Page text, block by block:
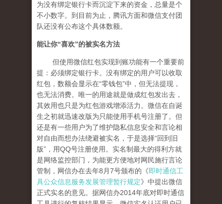
为没有绑定银行卡而沉淀下来的资金，总量是个
不小数字。到目前为止，腾讯方面和微信支付团
队还没有公布这个具体数额。
能让你“喜欢”的被实名方法
但使用微信红包实现到账功能有一个重要前
提：必须绑定银行卡。没有绑定的用户可以收取
红包，数额会显示在“零钱包”中，但无法提现，
也无法消费。唯一的用途就是做成红包发出去，
其效用也只是为红包游戏增添活力。微信在自诞
生之初就迅速改版为只能使用手机号注册了。但
还是有一些用户为了维护隐私信息安全和言论相
对自由而想办法绕避被实名，于是选择“回到旧
版”，用QQ号注册使用。实名制最大的得利方就
是网络监控部门，为能更方便地对网民施行言论
管制，网信办在去年8月7号颁布的《即时通信工
具公众信息服务发展管理暂行规定》中提出微信
正式实名的意见。据网信办2014年底对即时通信